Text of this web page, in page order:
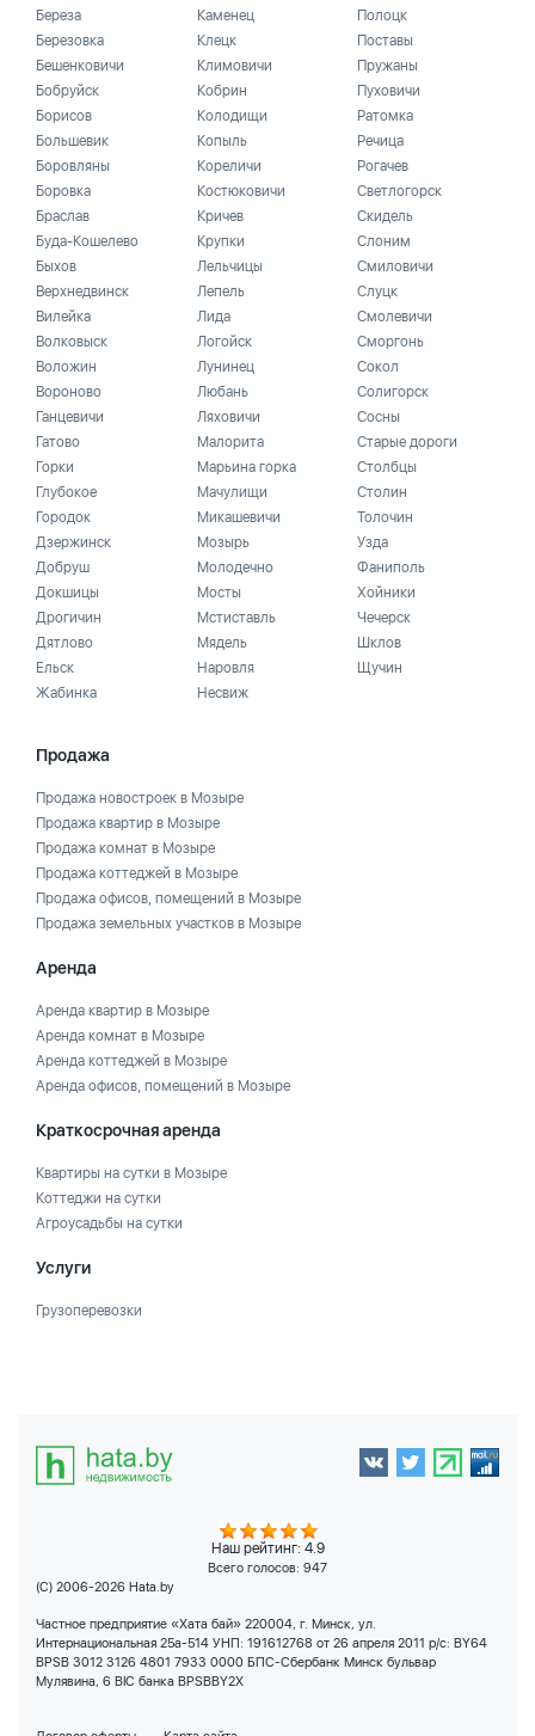
Береза
Березовка
Бешенковичи
Бобруйск
Борисов
Большевик
Боровляны
Боровка
Браслав
Буда-Кошелево
Быхов
Верхнедвинск
Вилейка
Волковыск
Воложин
Вороново
Ганцевичи
Гатово
Горки
Глубокое
Городок
Дзержинск
Добруш
Докшицы
Дрогичин
Дятлово
Ельск
Жабинка
Каменец
Клецк
Климовичи
Кобрин
Колодищи
Копыль
Кореличи
Костюковичи
Кричев
Крупки
Лельчицы
Лепель
Лида
Логойск
Лунинец
Любань
Ляховичи
Малорита
Марьина горка
Мачулищи
Микашевичи
Мозырь
Молодечно
Мосты
Мстиставль
Мядель
Наровля
Несвиж
Полоцк
Поставы
Пружаны
Пуховичи
Ратомка
Речица
Рогачев
Светлогорск
Скидель
Слоним
Смиловичи
Слуцк
Смолевичи
Сморгонь
Сокол
Солигорск
Сосны
Старые дороги
Столбцы
Столин
Толочин
Узда
Фаниполь
Хойники
Чечерск
Шклов
Щучин
Продажа
Продажа новостроек в Мозыре
Продажа квартир в Мозыре
Продажа комнат в Мозыре
Продажа коттеджей в Мозыре
Продажа офисов, помещений в Мозыре
Продажа земельных участков в Мозыре
Аренда
Аренда квартир в Мозыре
Аренда комнат в Мозыре
Аренда коттеджей в Мозыре
Аренда офисов, помещений в Мозыре
Краткосрочная аренда
Квартиры на сутки в Мозыре
Коттеджи на сутки
Агроусадьбы на сутки
Услуги
Грузоперевозки
Наш рейтинг: 4.9
Всего голосов: 947
(C) 2006-2026 Hata.by
Частное предприятие «Хата бай» 220004, г. Минск, ул.
Интернациональная 25а-514 УНП: 191612768 от 26 апреля 2011 р/с: BY64
BPSB 3012 3126 4801 7933 0000 БПС-Сбербанк Минск бульвар
Мулявина, 6 BIC банка BPSBBY2X